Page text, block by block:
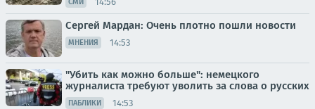
Сергей Мардан: Очень плотно пошли новости
МНЕНИЯ 14:53
"Убить как можно больше": немецкого
журналиста требуют уволить за слова о русских
ПАБЛИКИ 14:53